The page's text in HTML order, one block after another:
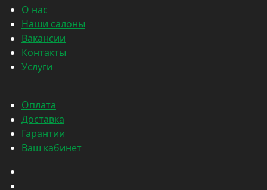
О нас
Наши салоны
Вакансии
Контакты
Услуги
Оплата
Доставка
Гарантии
Ваш кабинет